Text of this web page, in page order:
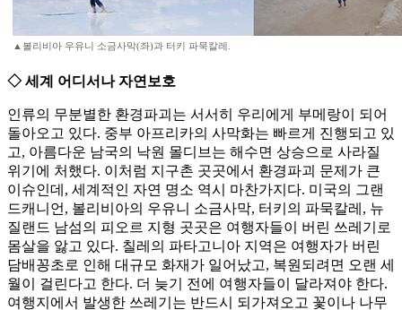
▲볼리비아 우유니 소금사막(좌)과 터키 파묵칼레.
◇ 세계 어디서나 자연보호
인류의 무분별한 환경파괴는 서서히 우리에게 부메랑이 되어
돌아오고 있다. 중부 아프리카의 사막화는 빠르게 진행되고 있
고, 아름다운 남국의 낙원 몰디브는 해수면 상승으로 사라질
위기에 처했다. 이처럼 지구촌 곳곳에서 환경파괴 문제가 큰
이슈인데, 세계적인 자연 명소 역시 마찬가지다. 미국의 그랜
드캐니언, 볼리비아의 우유니 소금사막, 터키의 파묵칼레, 뉴
질랜드 남섬의 피오르 지형 곳곳은 여행자들이 버린 쓰레기로
몸살을 앓고 있다. 칠레의 파타고니아 지역은 여행자가 버린
담배꽁초로 인해 대규모 화재가 일어났고, 복원되려면 오랜 세
월이 걸린다고 한다. 더 늦기 전에 여행자들이 달라져야 한다.
여행지에서 발생한 쓰레기는 반드시 되가져오고 꽃이나 나무